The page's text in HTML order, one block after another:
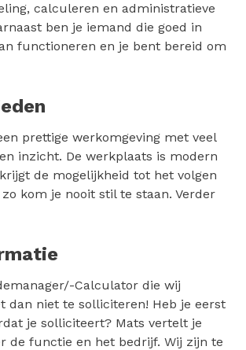
calculeren en administratieve
ben je iemand die goed in
functioneren en je bent bereid om
vaardigheden en
Verder beschik je over:
mbo-opleiding;
jaar ervaring als Schademanager/-
Audatex;
pakketten, bij voorkeur
prettige werkomgeving met veel
inzicht. De werkplaats is modern
de mogelijkheid tot het volgen
kom je nooit stil te staan. Verder
leeftijd en ervaring;
moderne werkomgeving;
deelname aan het
Calculator die wij
dan niet te solliciteren! Heb je eerst
je solliciteert? Mats vertelt je
de functie en het bedrijf. Wij zijn te